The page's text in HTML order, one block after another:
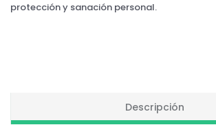
protección y sanación personal.
Descripción